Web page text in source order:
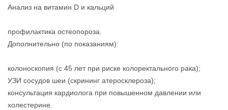
Анализ на витамин D и кальций
профилактика остеопороза.
Дополнительно (по показаниям):
колоноскопия (с 45 лет при риске колоректального рака);
УЗИ сосудов шеи (скрининг атеросклероза);
консультация кардиолога при повышенном давлении или
холестерине.